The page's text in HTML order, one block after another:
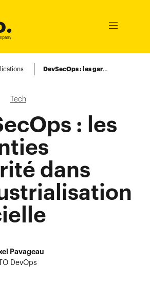
.
Ouvrir
DevSecOps : les garanties sécurité dans l’industrialisation logicielle
Tech
: les
dans
Pavageau
DevOps